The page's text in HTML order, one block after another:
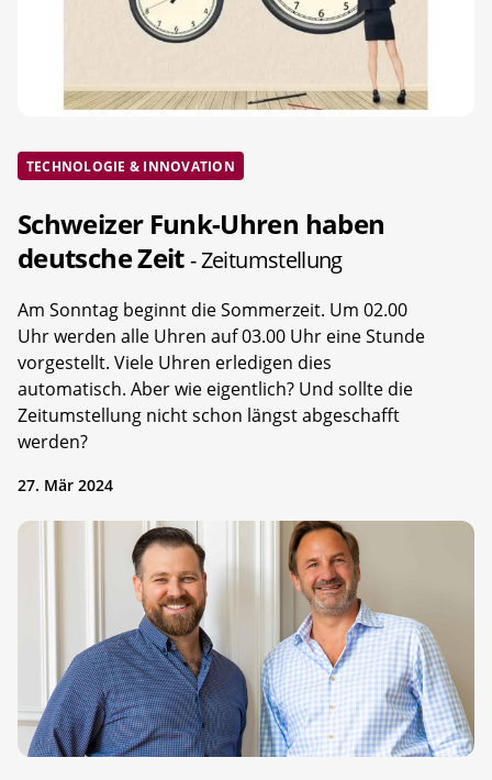
TECHNOLOGIE & INNOVATION
Schweizer Funk-Uhren haben
deutsche Zeit- Zeitumstellung
Am Sonntag beginnt die Sommerzeit. Um 02.00
Uhr werden alle Uhren auf 03.00 Uhr eine Stunde
vorgestellt. Viele Uhren erledigen dies
automatisch. Aber wie eigentlich? Und sollte die
Zeitumstellung nicht schon längst abgeschafft
werden?
27. Mär 2024